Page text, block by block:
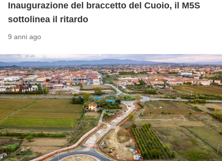
Inaugurazione del braccetto del Cuoio, il M5S
sottolinea il ritardo
9 anni ago